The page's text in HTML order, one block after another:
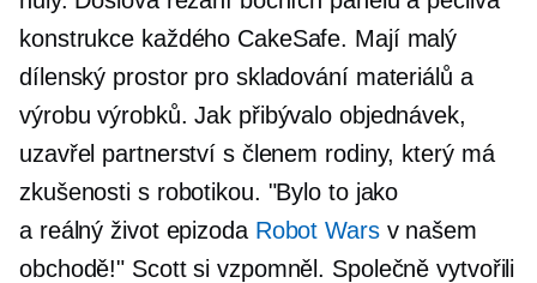
konstrukce každého CakeSafe. Mají malý
dílenský prostor pro skladování materiálů a
výrobu výrobků. Jak přibývalo objednávek,
uzavřel partnerství s členem rodiny, který má
zkušenosti s robotikou. "Bylo to jako
a reálný životepizoda Robot Warsv našem
obchodě!" Scott si vzpomněl. Společně vytvořili